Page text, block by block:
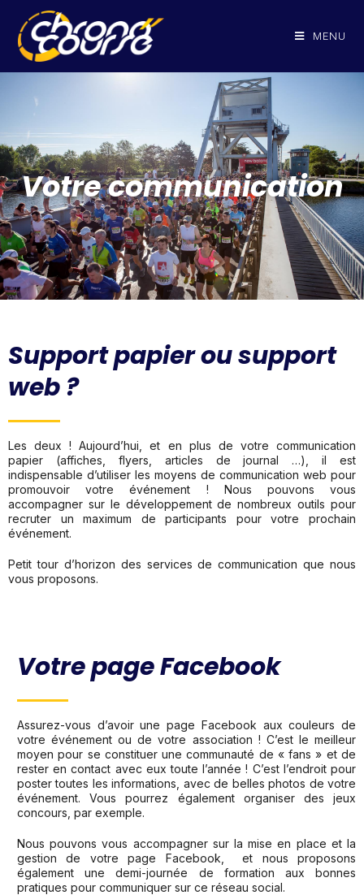
MENU
Votre communication
Support papier ou support
web ?
Les deux ! Aujourd’hui, et en plus de votre communication
papier (affiches, flyers, articles de journal …), il est
indispensable d’utiliser les moyens de communication web pour
promouvoir votre événement ! Nous pouvons vous
accompagner sur le développement de nombreux outils pour
recruter un maximum de participants pour votre prochain
événement.
Petit tour d’horizon des services de communication que nous
vous proposons.
Votre page Facebook
Assurez-vous d’avoir une page Facebook aux couleurs de
votre événement ou de votre association ! C’est le meilleur
moyen pour se constituer une communauté de « fans » et de
rester en contact avec eux toute l’année ! C’est l’endroit pour
poster toutes les informations, avec de belles photos de votre
événement. Vous pourrez également organiser des jeux
concours, par exemple.
Nous pouvons vous accompagner sur la mise en place et la
gestion de votre page Facebook, et nous proposons
également une demi-journée de formation aux bonnes
pratiques pour communiquer sur ce réseau social.